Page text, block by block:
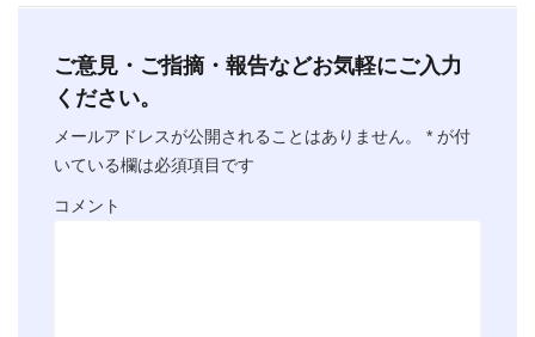
ご意見・ご指摘・報告などお気軽にご入力
ください。
メールアドレスが公開されることはありません。 * が付
いている欄は必須項目です
コメント